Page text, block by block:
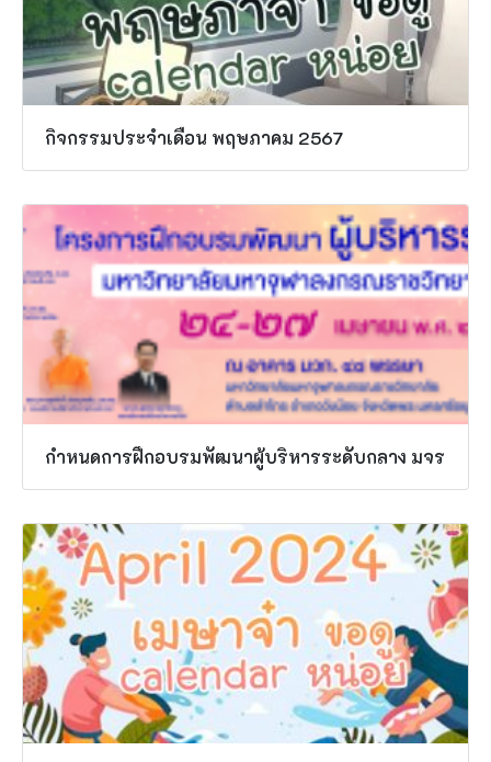
กิจกรรมประจำเดือน พฤษภาคม 2567
กำหนดการฝึกอบรมพัฒนาผู้บริหารระดับกลาง มจร